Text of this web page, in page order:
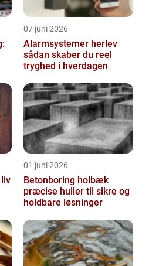
07 juni 2026
Alarmsystemer herlev
sådan skaber du reel
tryghed i hverdagen
01 juni 2026
Betonboring holbæk
præcise huller til sikre og
holdbare løsninger